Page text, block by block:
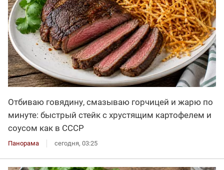
Отбиваю говядину, смазываю горчицей и жарю по
минуте: быстрый стейк с хрустящим картофелем и
соусом как в СССР
Панорама сегодня, 03:25